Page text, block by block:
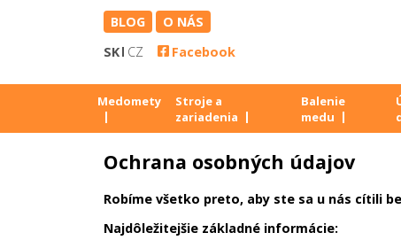
BLOG
O NÁS
SK CZ Facebook
Medomety
Stroje a
zariadenia
Balenie
medu
Ochrana osobných údajov
Robíme všetko preto, aby ste sa u nás cítili
Najdôležitejšie základné informácie: